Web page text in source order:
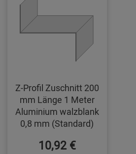
Z-Profil Zuschnitt 200
mm Länge 1 Meter
Aluminium walzblank
0,8 mm (Standard)
10,92 €